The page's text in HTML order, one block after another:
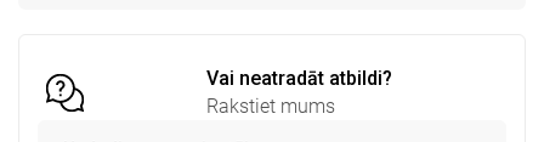
Vai neatradāt atbildi?
Rakstiet mums